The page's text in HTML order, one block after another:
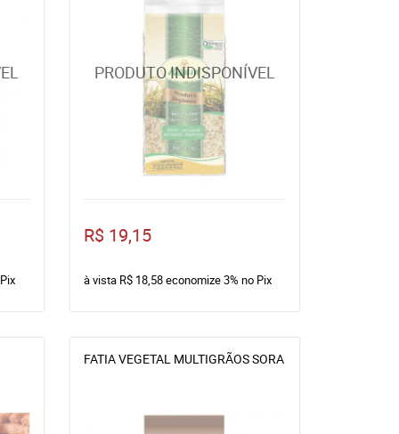
R$ 19,15
à vista R$ 18,58economize3% no Pix
FATIA VEGETAL MULTIGRÃOS SORA